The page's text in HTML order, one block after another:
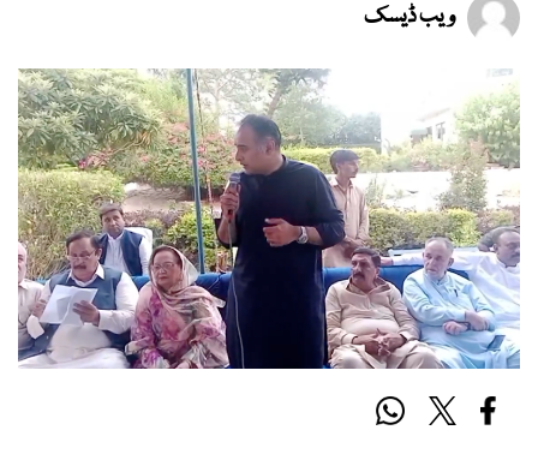
ویب ڈیسک